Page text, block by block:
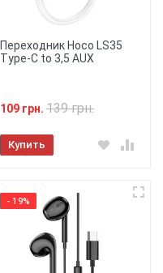
Переходник Hoco LS35
Type-C to 3,5 AUX
109 грн. 139 грн.
Купить
- 19%